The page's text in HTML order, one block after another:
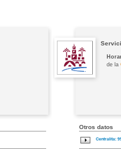
de la
Otros datos
Centralita: